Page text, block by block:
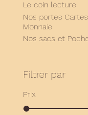
Le coin lecture
Nos portes
Monnaie
Nos sacs et
Filtrer par
Prix